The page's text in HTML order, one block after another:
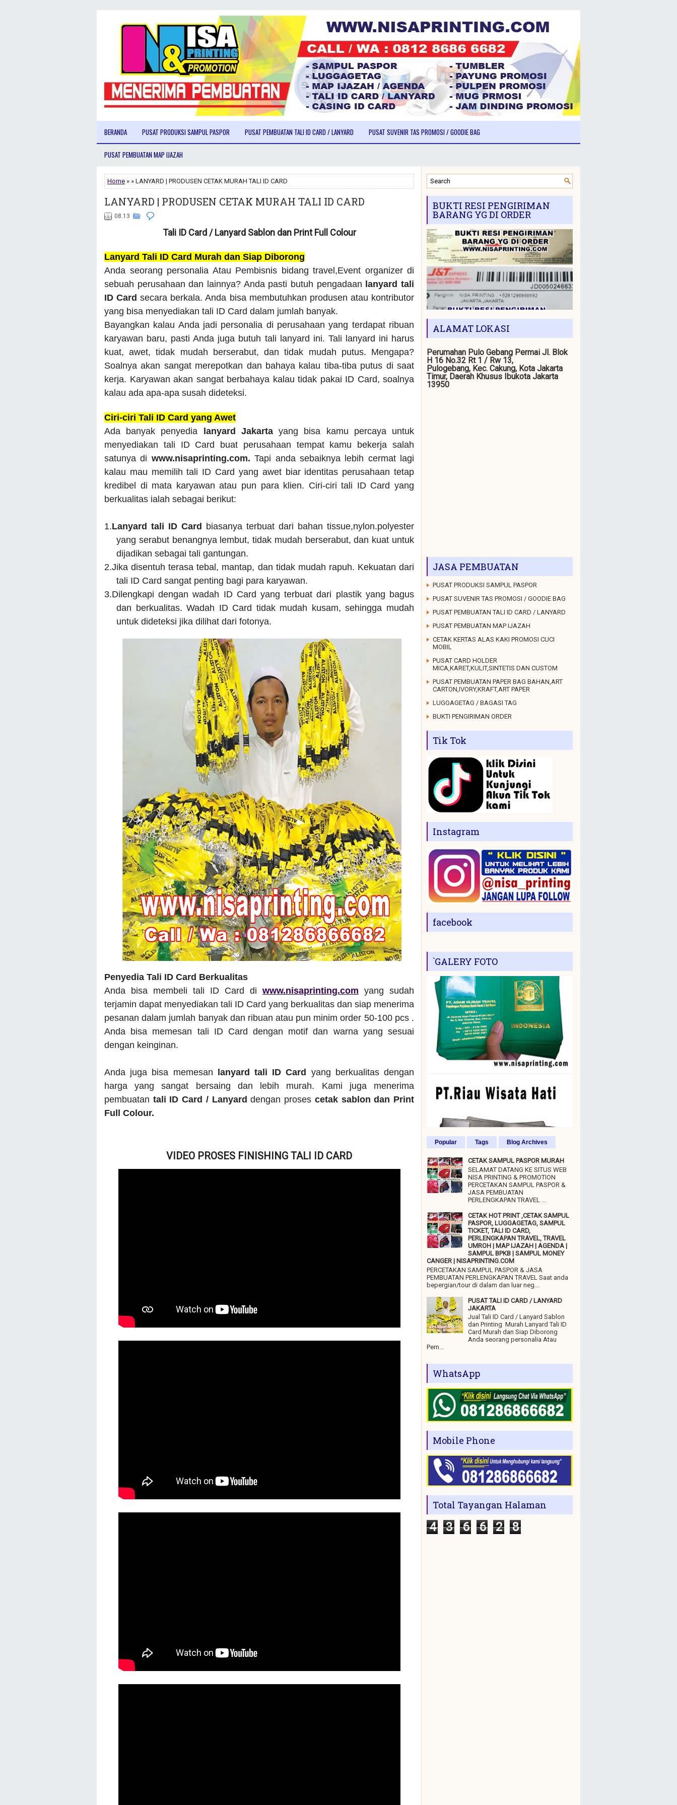
BERANDA PUSAT PRODUKSI SAMPUL PASPOR PUSAT PEMBUATAN TALI ID CARD / LANYARD PUSAT SUVENIR TAS PROMOSI / GOODIE BAG
PUSAT PEMBUATAN MAP IJAZAH
Home » » LANYARD | PRODUSEN CETAK MURAH TALI ID CARD
LANYARD | PRODUSEN CETAK MURAH TALI ID CARD
08.13
Tali ID Card / Lanyard Sablon dan Print Full Colour
Lanyard Tali ID Card Murah dan Siap Diborong
Anda seorang personalia Atau Pembisnis bidang travel,Event organizer di
sebuah perusahaan dan lainnya? Anda pasti butuh pengadaan lanyard tali
ID Cardsecara berkala. Anda bisa membutuhkan produsen atau kontributor
yang bisa menyediakan tali ID Card dalam jumlah banyak.
Bayangkan kalau Anda jadi personalia di perusahaan yang terdapat ribuan
karyawan baru, pasti Anda juga butuh tali lanyard ini. Tali lanyard ini harus
kuat, awet, tidak mudah berserabut, dan tidak mudah putus. Mengapa?
Soalnya akan sangat merepotkan dan bahaya kalau tiba-tiba putus di saat
kerja. Karyawan akan sangat berbahaya kalau tidak pakai ID Card, soalnya
kalau ada apa-apa susah dideteksi.
Ciri-ciri Tali ID Card yang Awet
Ada banyak penyedia
lanyard Jakartayang bisa kamu percaya untuk
menyediakan tali ID Card buat perusahaan tempat kamu bekerja salah
satunya di www.nisaprinting.com. Tapi anda sebaiknya lebih cermat lagi
kalau mau memilih tali ID Card yang awet biar identitas perusahaan tetap
kredibel di mata karyawan atau pun para klien. Ciri-ciri tali ID Card yang
berkualitas ialah sebagai berikut:
1.Lanyard tali ID Card biasanya terbuat dari bahan tissue,nylon.polyester
yang serabut benangnya lembut, tidak mudah berserabut, dan kuat untuk
dijadikan sebagai tali gantungan.
2.Jika disentuh terasa tebal, mantap, dan tidak mudah rapuh. Kekuatan dari
tali ID Card sangat penting bagi para karyawan.
3.Dilengkapi dengan wadah ID Card yang terbuat dari plastik yang bagus
dan berkualitas. Wadah ID Card tidak mudah kusam, sehingga mudah
untuk dideteksi jika dilihat dari fotonya.
Penyedia Tali ID Card Berkualitas
Anda bisa membeli tali ID Card di www.nisaprinting.com yang sudah
terjamin dapat menyediakan tali ID Card yang berkualitas dan siap menerima
pesanan dalam jumlah banyak dan ribuan atau pun minim order 50-100 pcs .
Anda bisa memesan tali ID Card dengan motif dan warna yang sesuai
dengan keinginan.
Anda juga bisa memesan lanyard tali ID Card yang berkualitas dengan
harga yang sangat bersaing dan lebih murah. Kami juga menerima
pembuatan tali ID Card / Lanyard dengan proses cetak sablon dan Print
Full Colour.
VIDEO PROSES FINISHING TALI ID CARD
BUKTI RESI PENGIRIMAN
BARANG YG DI ORDER
ALAMAT LOKASI
Perumahan Pulo Gebang Permai Jl. Blok
H 16 No.32 Rt 1 / Rw 13,
Pulogebang, Kec. Cakung, Kota Jakarta
Timur, Daerah Khusus Ibukota Jakarta
13950
JASA PEMBUATAN
PUSAT PRODUKSI SAMPUL PASPOR
PUSAT SUVENIR TAS PROMOSI / GOODIE BAG
PUSAT PEMBUATAN TALI ID CARD / LANYARD
PUSAT PEMBUATAN MAP IJAZAH
CETAK KERTAS ALAS KAKI PROMOSI CUCI
MOBIL
PUSAT CARD HOLDER
MICA,KARET,KULIT,SINTETIS DAN CUSTOM
PUSAT PEMBUATAN PAPER BAG BAHAN,ART
CARTON,IVORY,KRAFT,ART PAPER
LUGGAGETAG / BAGASI TAG
BUKTI PENGIRIMAN ORDER
Tik Tok
Instagram
facebook
`GALERY FOTO
Popular Tags Blog Archives
CETAK SAMPUL PASPOR MURAH
SELAMAT DATANG KE SITUS WEB
NISA PRINTING & PROMOTION
PERCETAKAN SAMPUL PASPOR &
JASA PEMBUATAN
PERLENGKAPAN TRAVEL ...
CETAK HOT PRINT ,CETAK SAMPUL
PASPOR, LUGGAGETAG, SAMPUL
TICKET, TALI ID CARD,
PERLENGKAPAN TRAVEL, TRAVEL
UMROH | MAP IJAZAH | AGENDA |
SAMPUL BPKB | SAMPUL MONEY
CANGER | NISAPRINTING.COM
PERCETAKAN SAMPUL PASPOR & JASA
PEMBUATAN PERLENGKAPAN TRAVEL Saat anda
bepergian/tour di dalam dan luar neg...
PUSAT TALI ID CARD / LANYARD
JAKARTA
Jual Tali ID Card / Lanyard Sablon
dan Printing Murah Lanyard Tali ID
Card Murah dan Siap Diborong
Anda seorang personalia Atau
Pem...
WhatsApp
Mobile Phone
Total Tayangan Halaman
4 3 6 6 2 8